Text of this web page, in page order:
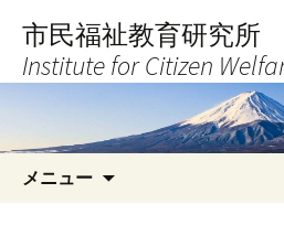
へ
キ
市民福祉教育研究所
Institute for Citizen
メニュー